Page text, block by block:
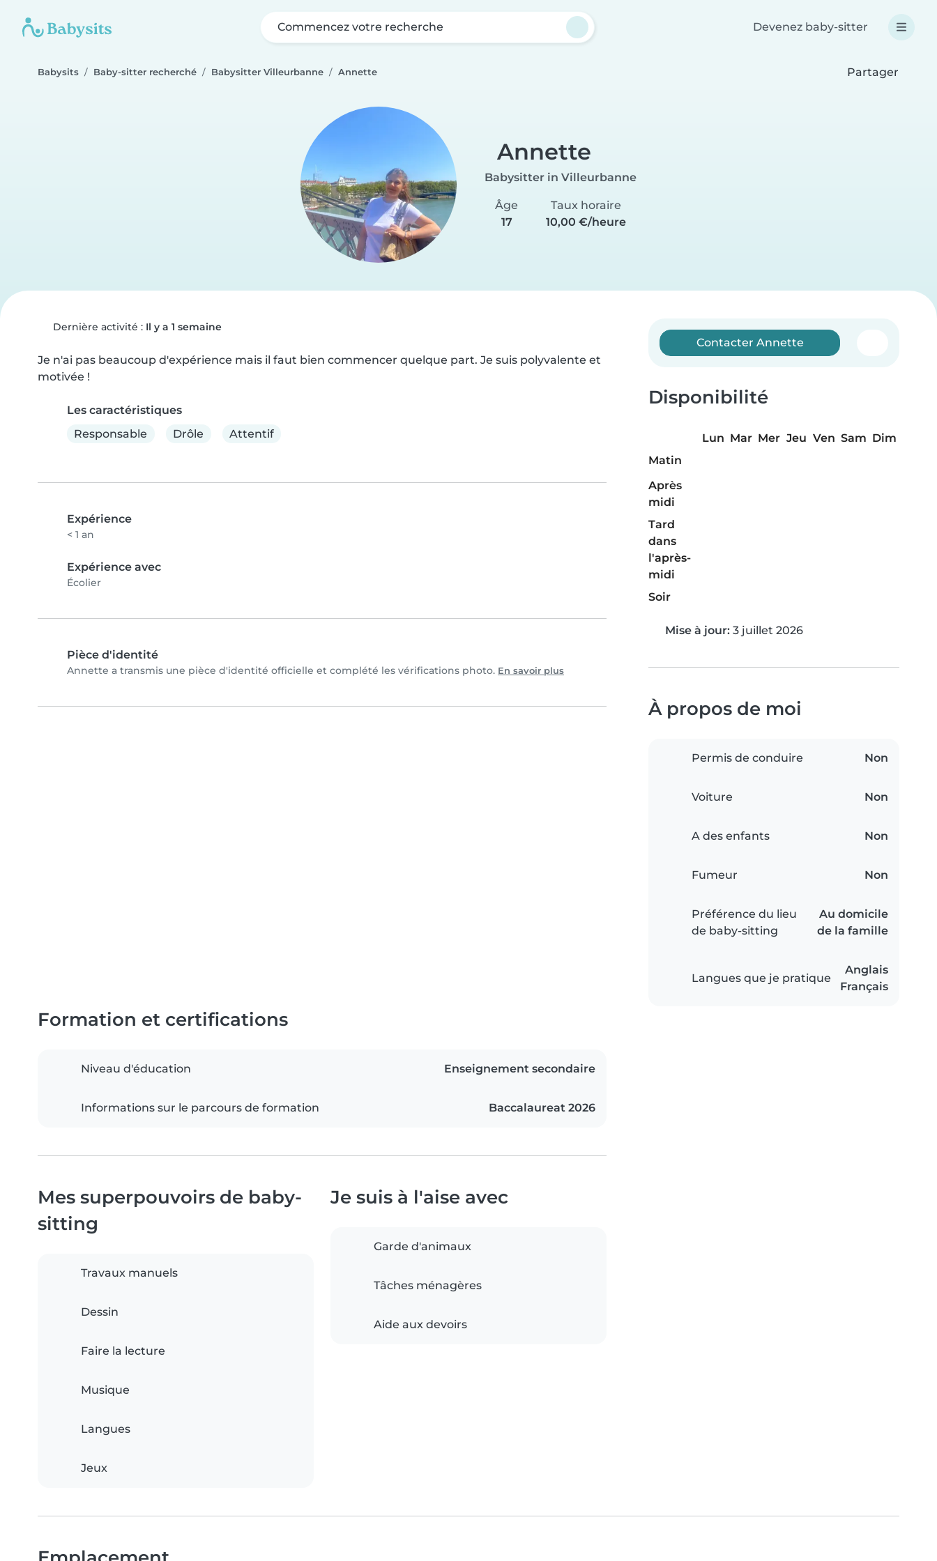
Commencez votre recherche Devenez baby-sitter
Babysits Baby-sitter recherché Babysitter Villeurbanne Annette Partager
Annette
Babysitter in Villeurbanne
Âge
17
Taux horaire
10,00 €/heure
Dernière activité : Il y a 1 semaine
Je n'ai pas beaucoup d'expérience mais il faut bien commencer quelque part. Je suis polyvalente et
motivée !
Les caractéristiques
Responsable
Drôle Attentif
Expérience
< 1 an
Expérience avec
Écolier
Pièce d'identité
Annette a transmis une pièce d'identité officielle et complété les vérifications photo. En savoir plus
Contacter Annette
Disponibilité
Lun Mar Mer Jeu Ven Sam Dim
Matin
Après
midi
Tard
dans
l'après-
midi
Soir
Mise à jour: 3 juillet 2026
À propos de moi
Permis de conduire Non
Voiture Non
A des enfants Non
Fumeur Non
Préférence du lieu
de baby-sitting
Au domicile
de la famille
Langues que je pratique
Anglais
Français
Formation et certifications
Niveau d'éducation Enseignement secondaire
Informations sur le parcours de formation Baccalaureat 2026
Mes superpouvoirs de baby-
sitting
Travaux manuels
Dessin
Faire la lecture
Musique
Langues
Jeux
Je suis à l'aise avec
Garde d'animaux
Tâches ménagères
Aide aux devoirs